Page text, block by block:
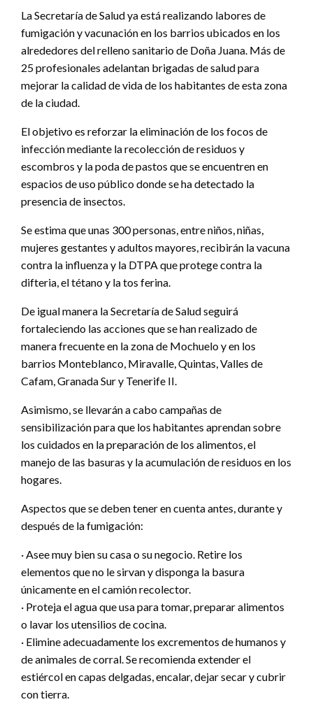
La Secretaría de Salud ya está realizando labores de
fumigación y vacunación en los barrios ubicados en los
alrededores del relleno sanitario de Doña Juana. Más de
25 profesionales adelantan brigadas de salud para
mejorar la calidad de vida de los habitantes de esta zona
de la ciudad.
El objetivo es reforzar la eliminación de los focos de
infección mediante la recolección de residuos y
escombros y la poda de pastos que se encuentren en
espacios de uso público donde se ha detectado la
presencia de insectos.
Se estima que unas 300 personas, entre niños, niñas,
mujeres gestantes y adultos mayores, recibirán la vacuna
contra la influenza y la DTPA que protege contra la
difteria, el tétano y la tos ferina.
De igual manera la Secretaría de Salud seguirá
fortaleciendo las acciones que se han realizado de
manera frecuente en la zona de Mochuelo y en los
barrios Monteblanco, Miravalle, Quintas, Valles de
Cafam, Granada Sur y Tenerife II.
Asimismo, se llevarán a cabo campañas de
sensibilización para que los habitantes aprendan sobre
los cuidados en la preparación de los alimentos, el
manejo de las basuras y la acumulación de residuos en los
hogares.
Aspectos que se deben tener en cuenta antes, durante y
después de la fumigación:
· Asee muy bien su casa o su negocio. Retire los
elementos que no le sirvan y disponga la basura
únicamente en el camión recolector.
· Proteja el agua que usa para tomar, preparar alimentos
o lavar los utensilios de cocina.
· Elimine adecuadamente los excrementos de humanos y
de animales de corral. Se recomienda extender el
estiércol en capas delgadas, encalar, dejar secar y cubrir
con tierra.